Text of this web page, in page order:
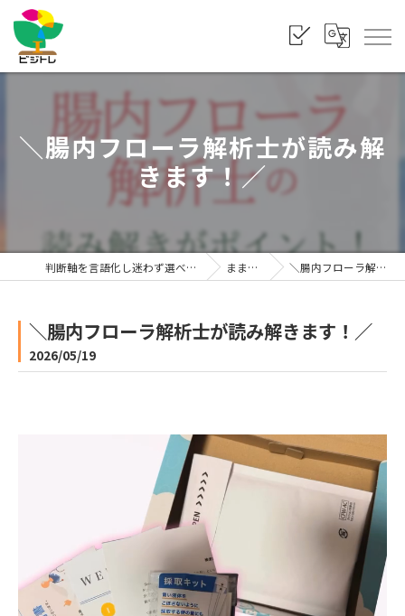
＼腸内フローラ解析士が読み解
きます！／
判断軸を言語化し迷わず選べる状態をつくる「株式会社ビジトレ」 まま利楽ブログ ＼腸内フローラ解析士が読み解きます！／
＼腸内フローラ解析士が読み解きます！／
2026/05/19